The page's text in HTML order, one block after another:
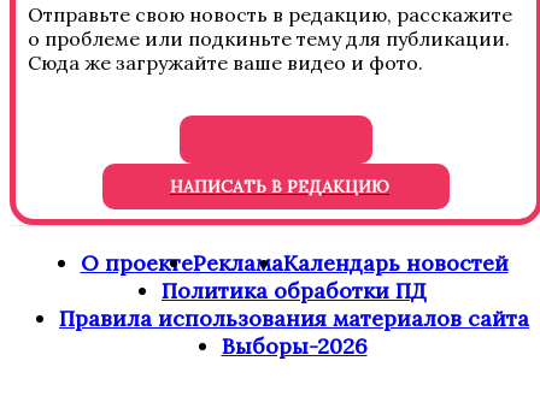
Отправьте свою новость в редакцию, расскажите
о проблеме или подкиньте тему для публикации.
Сюда же загружайте ваше видео и фото.
НАПИСАТЬ В РЕДАКЦИЮ
О проектеРекламаКалендарь новостей
Политика обработки ПД
Правила использования материалов сайта
Выборы-2026